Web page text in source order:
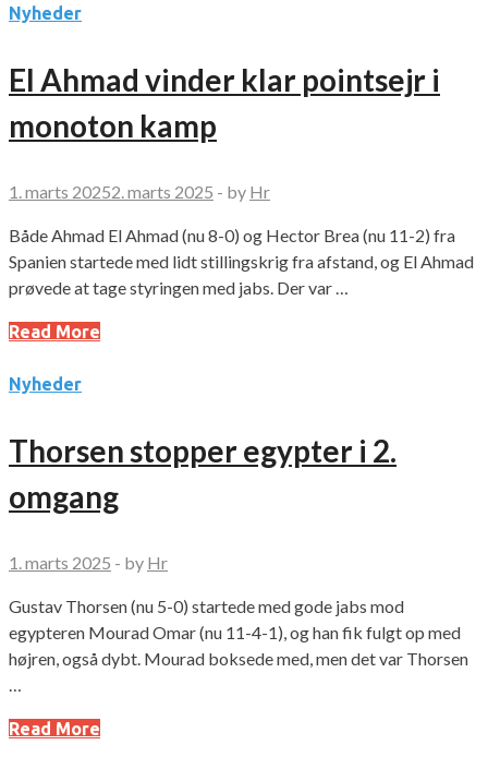
Nyheder
El Ahmad vinder klar pointsejr i
monoton kamp
1. marts 20252. marts 2025 - by Hr
Både Ahmad El Ahmad (nu 8-0) og Hector Brea (nu 11-2) fra
Spanien startede med lidt stillingskrig fra afstand, og El Ahmad
prøvede at tage styringen med jabs. Der var …
Read More
Nyheder
Thorsen stopper egypter i 2.
omgang
1. marts 2025 - by Hr
Gustav Thorsen (nu 5-0) startede med gode jabs mod
egypteren Mourad Omar (nu 11-4-1), og han fik fulgt op med
højren, også dybt. Mourad boksede med, men det var Thorsen
…
Read More